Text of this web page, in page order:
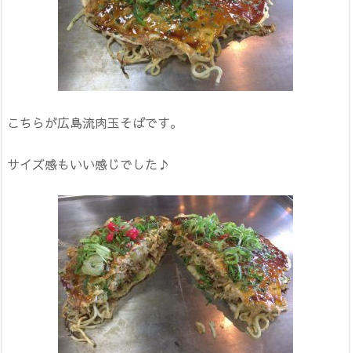
こちらが広島流肉玉そばです。
サイズ感もいい感じでした♪